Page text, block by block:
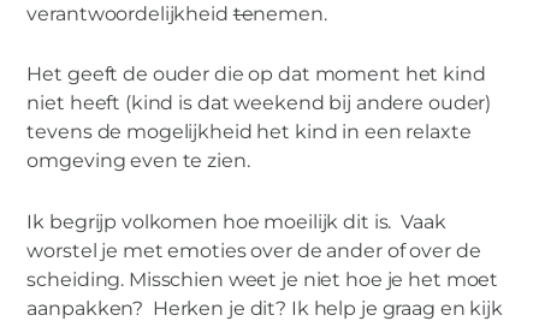
verantwoordelijkheidtenemen.
Het geeft de ouder die op dat moment het kind
niet heeft (kind is dat weekend bij andere ouder)
tevens de mogelijkheid het kind in een relaxte
omgeving even te zien.
Ik begrijp volkomen hoe moeilijk dit is. Vaak
worstel je met emoties over de ander of over de
scheiding. Misschien weet je niet hoe je het moet
aanpakken? Herken je dit? Ik help je graag en kijk